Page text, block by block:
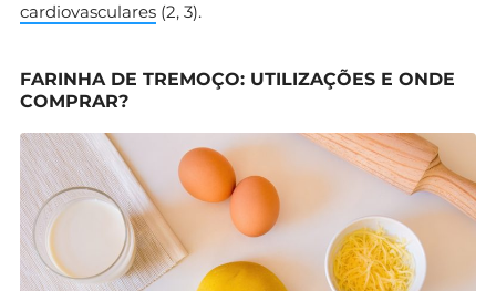
cardiovasculares (2, 3).
FARINHA DE TREMOÇO: UTILIZAÇÕES E ONDE
COMPRAR?